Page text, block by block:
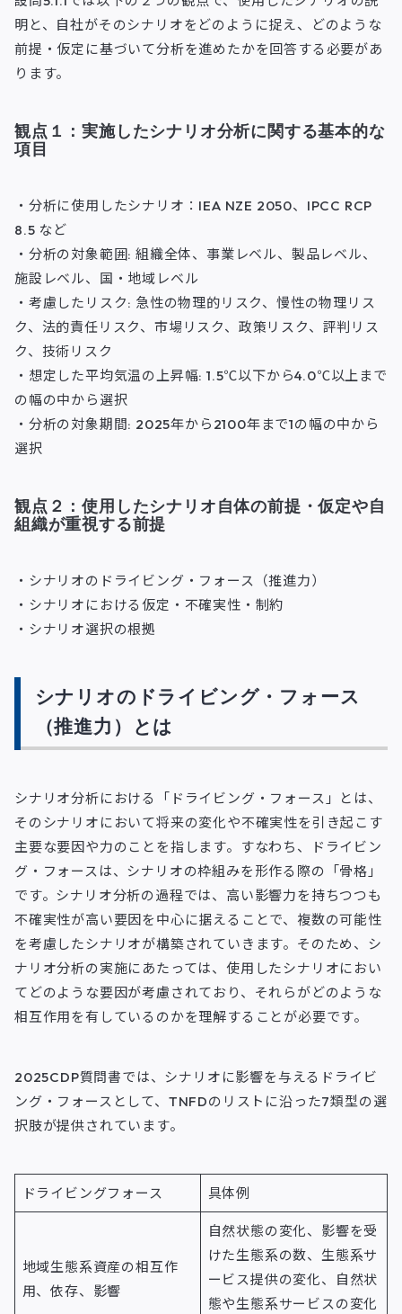
明と、自社がそのシナリオをどのように捉え、どのような
前提・仮定に基づいて分析を進めたかを回答する必要があ
ります。
観点１：実施したシナリオ分析に関する基本的な
項目
・分析に使用したシナリオ：IEA NZE 2050、IPCC RCP
8.5 など
・分析の対象範囲: 組織全体、事業レベル、製品レベル、
施設レベル、国・地域レベル
・考慮したリスク: 急性の物理的リスク、慢性の物理リス
ク、法的責任リスク、市場リスク、政策リスク、評判リス
ク、技術リスク
・想定した平均気温の上昇幅: 1.5℃以下から4.0℃以上まで
の幅の中から選択
・分析の対象期間: 2025年から2100年まで1の幅の中から
選択
観点２：使用したシナリオ自体の前提・仮定や自
組織が重視する前提
・シナリオのドライビング・フォース（推進力）
・シナリオにおける仮定・不確実性・制約
・シナリオ選択の根拠
シナリオのドライビング・フォース
（推進力）とは
シナリオ分析における「ドライビング・フォース」とは、
そのシナリオにおいて将来の変化や不確実性を引き起こす
主要な要因や力のことを指します。すなわち、ドライビン
グ・フォースは、シナリオの枠組みを形作る際の「骨格」
です。シナリオ分析の過程では、高い影響力を持ちつつも
不確実性が高い要因を中心に据えることで、複数の可能性
を考慮したシナリオが構築されていきます。そのため、シ
ナリオ分析の実施にあたっては、使用したシナリオにおい
てどのような要因が考慮されており、それらがどのような
相互作用を有しているのかを理解することが必要です。
2025CDP質問書では、シナリオに影響を与えるドライビ
ング・フォースとして、TNFDのリストに沿った7類型の選
択肢が提供されています。
ドライビングフォース 具体例
地域生態系資産の相互作
用、依存、影響
自然状態の変化、影響を受
けた生態系の数、生態系サ
ービス提供の変化、自然状
態や生態系サービスの変化